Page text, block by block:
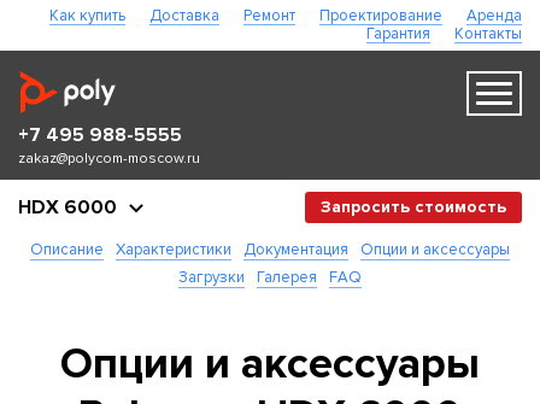
Как купить Доставка Ремонт Проектирование
Аренда
Гарантия
Контакты
+7 495 988-5555
zakaz@polycom-moscow.ru
HDX 6000
Описание Характеристики Документация
Опции и аксессуары
Загрузки
Галерея FAQ
Запросить стоимость
Опции и аксессуары